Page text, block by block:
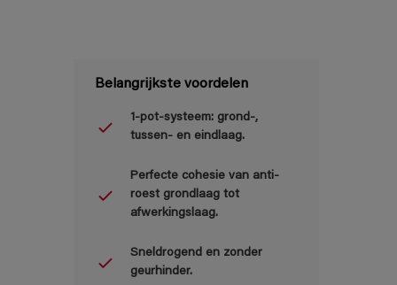
Belangrijkste voordelen
1-pot-systeem: grond-,
tussen- en eindlaag.
Perfecte cohesie van anti-
roest grondlaag tot
afwerkingslaag.
Sneldrogend en zonder
geurhinder.